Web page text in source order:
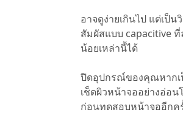
อาจดูง่ายเกินไป แต่เ
สัมผัสแบบ capacitive
น้อยเหล่านี้ได้
ปิดอุปกรณ์ของคุณหากเ
เช็ดผิวหน้าจออย่างอ่อ
ก่อนทดสอบหน้าจออีกค